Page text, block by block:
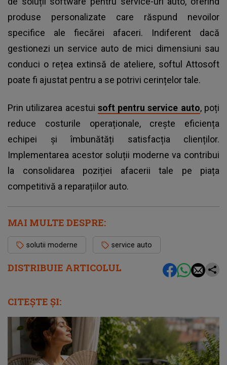
DISTRIBUIE ARTICOLUL
produse personalizate care răspund nevoilor
specifice ale fiecărei afaceri. Indiferent dacă
gestionezi un service auto de mici dimensiuni sau
conduci o rețea extinsă de ateliere, softul Attosoft
poate fi ajustat pentru a se potrivi cerințelor tale.
Prin utilizarea acestui soft pentru service auto, poți
reduce costurile operaționale, crește eficiența
echipei și îmbunătăți satisfacția clienților.
Implementarea acestor soluții moderne va contribui
la consolidarea poziției afacerii tale pe piața
competitivă a reparațiilor auto.
MAI MULTE DESPRE:
solutii moderne service auto
CITEȘTE ȘI: